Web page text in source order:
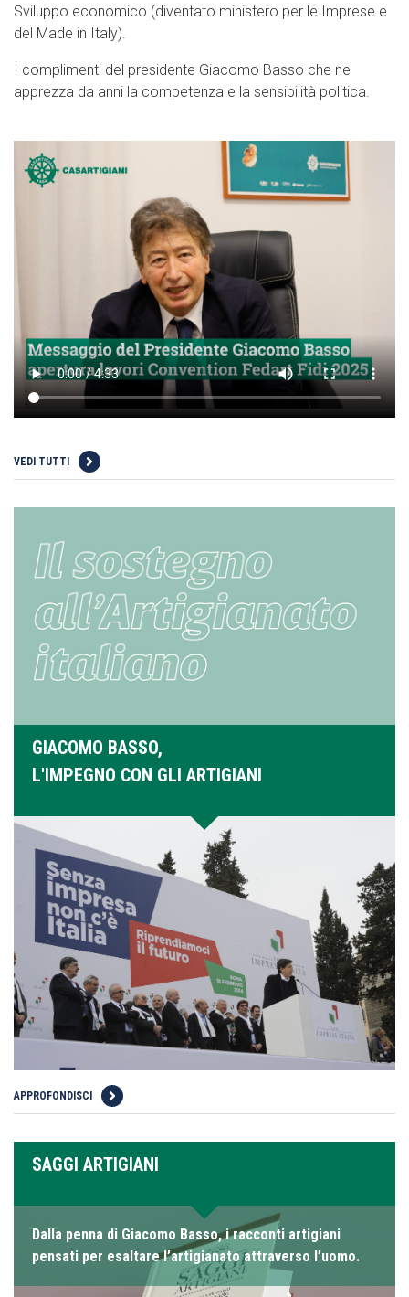
Sviluppo economico (diventato ministero per le Imprese e
del Made in Italy).
I complimenti del presidente Giacomo Basso che ne
apprezza da anni la competenza e la sensibilità politica.
VEDI TUTTI
GIACOMO BASSO,
L'IMPEGNO CON GLI ARTIGIANI
APPROFONDISCI
SAGGI ARTIGIANI
Dalla penna di Giacomo Basso, i racconti artigiani
pensati per esaltare l’artigianato attraverso l’uomo.